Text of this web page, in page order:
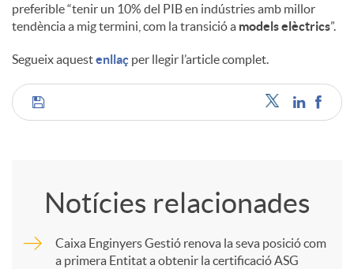
g
u
t
preferible “tenir un 10% del PIB en indústries amb millor
tendència a mig termini, com la transició a models elèctrics”.
Segueix aquestenllaç per llegir l’article complet.
C
Notícies relacionades
Caixa Enginyers Gestió renova la seva posició com
a primera Entitat a obtenir la certificació ASG